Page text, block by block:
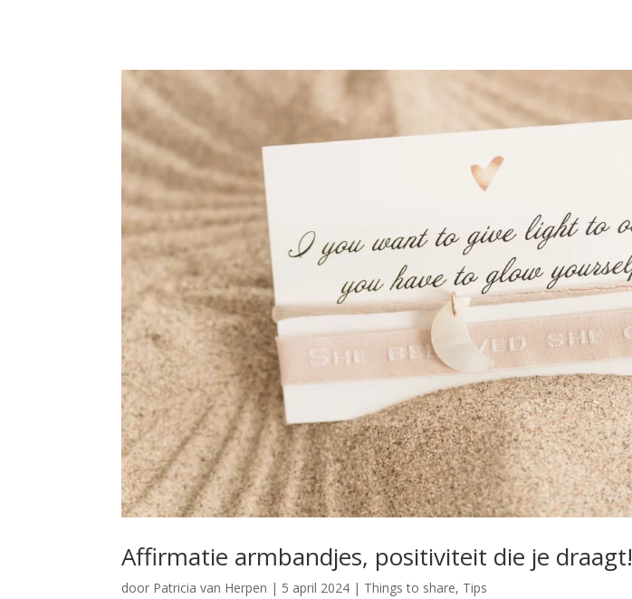
Affirmatie armbandjes, positiviteit die je draagt!
door Patricia van Herpen | 5 april 2024 | Things to share, Tips